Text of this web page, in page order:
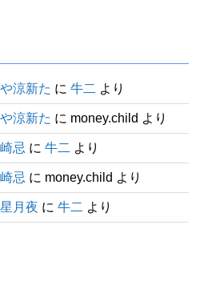
涼新た に牛二 より
涼新た に money.child より
忌 に牛二 より
忌 に money.child より
月夜 に牛二 より